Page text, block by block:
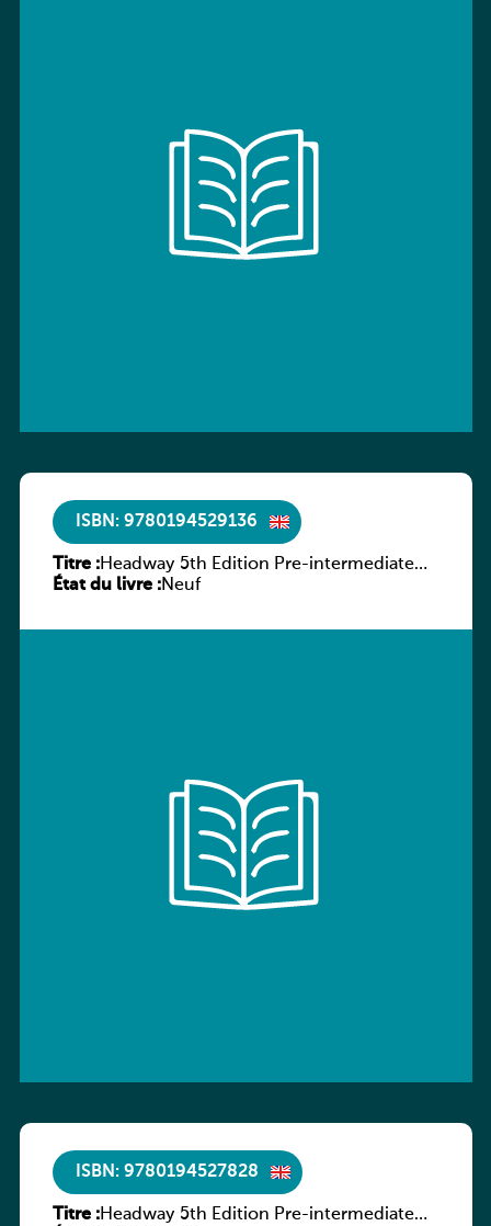
ISBN: 9780194529136
Titre :Headway 5th Edition Pre-intermediate
Workbook without key
État du livre :Neuf
ISBN: 9780194527828
Titre :Headway 5th Edition Pre-intermediate